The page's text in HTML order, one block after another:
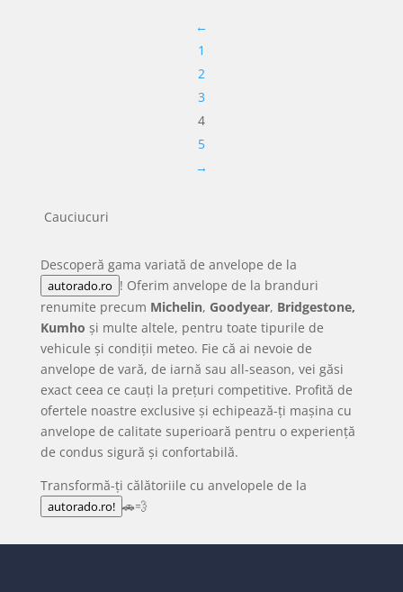
←
1
2
3
4
5
→
Cauciucuri
Descoperă gama variată de anvelope de la
autorado.ro ! Oferim anvelope de la branduri
renumite precum Michelin, Goodyear, Bridgestone,
Kumho și multe altele, pentru toate tipurile de
vehicule și condiții meteo. Fie că ai nevoie de
anvelope de vară, de iarnă sau all-season, vei găsi
exact ceea ce cauți la prețuri competitive. Profită de
ofertele noastre exclusive și echipează-ți mașina cu
anvelope de calitate superioară pentru o experiență
de condus sigură și confortabilă.
Transformă-ți călătoriile cu anvelopele de la
autorado.ro! 🚗💨